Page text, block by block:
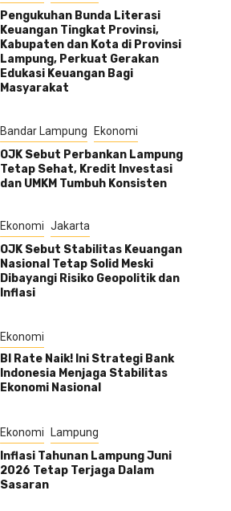
Pengukuhan Bunda Literasi
Keuangan Tingkat Provinsi,
Kabupaten dan Kota di Provinsi
Lampung, Perkuat Gerakan
Edukasi Keuangan Bagi
Masyarakat
Bandar Lampung Ekonomi
OJK Sebut Perbankan Lampung
Tetap Sehat, Kredit Investasi
dan UMKM Tumbuh Konsisten
Ekonomi Jakarta
OJK Sebut Stabilitas Keuangan
Nasional Tetap Solid Meski
Dibayangi Risiko Geopolitik dan
Inflasi
Ekonomi
BI Rate Naik! Ini Strategi Bank
Indonesia Menjaga Stabilitas
Ekonomi Nasional
Ekonomi Lampung
Inflasi Tahunan Lampung Juni
2026 Tetap Terjaga Dalam
Sasaran